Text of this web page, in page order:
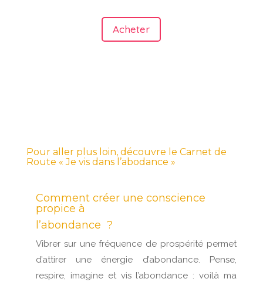
Acheter
Pour aller plus loin, découvre le Carnet de
Route « Je vis dans l’abodance »
Comment créer une conscience
propice à
l’abondance ?
Vibrer sur une fréquence de prospérité permet
d’attirer une énergie d’abondance. Pense,
respire, imagine et vis l’abondance : voilà ma